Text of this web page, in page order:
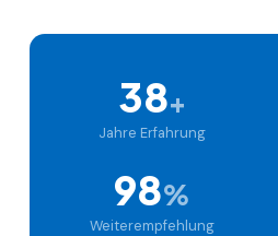
38+
Jahre Erfahrung
98%
Weiterempfehlung